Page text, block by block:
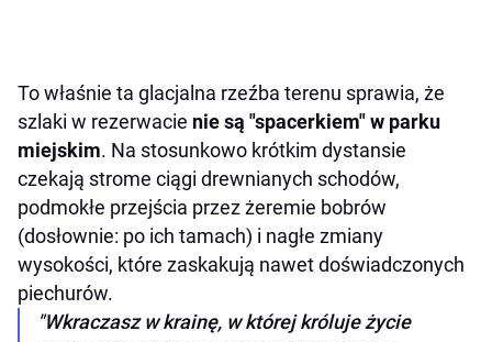
To właśnie ta glacjalna rzeźba terenu sprawia, że
szlaki w rezerwacie nie są "spacerkiem" w parku
miejskim. Na stosunkowo krótkim dystansie
czekają strome ciągi drewnianych schodów,
podmokłe przejścia przez żeremie bobrów
(dosłownie: po ich tamach) i nagłe zmiany
wysokości, które zaskakują nawet doświadczonych
piechurów.
"Wkraczasz w krainę, w której króluje życie